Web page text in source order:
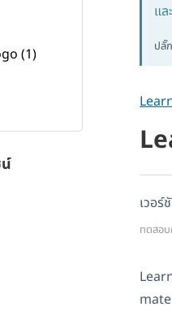
แ
ปลั๊
เวอร์
ทดสอ